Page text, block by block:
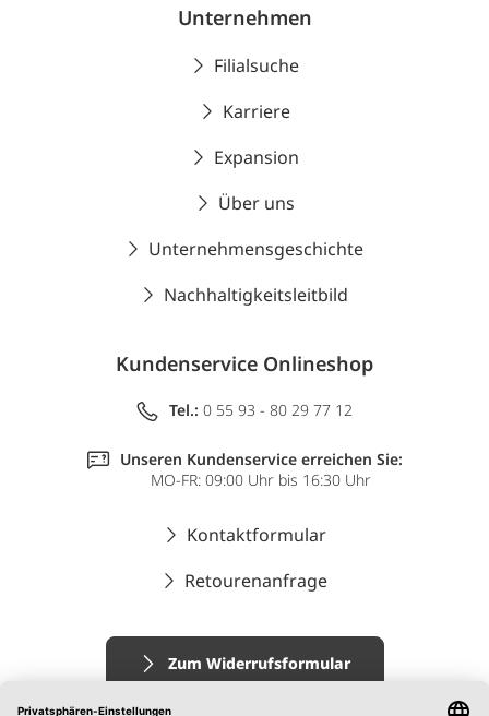
Unternehmen
Filialsuche
Karriere
Expansion
Über uns
Unternehmensgeschichte
Nachhaltigkeitsleitbild
Kundenservice Onlineshop
Tel.: 0 55 93 - 80 29 77 12
Unseren Kundenservice erreichen Sie:
MO-FR: 09:00 Uhr bis 16:30 Uhr
Kontaktformular
Retourenanfrage
Zum Widerrufsformular